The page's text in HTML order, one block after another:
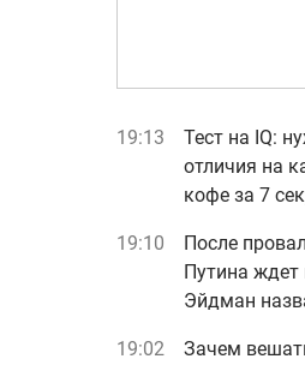
19:13
Тест на IQ:
отличия на
кофе за 7
19:10
После
Путина ждет
Эйдман
19:02 Зачем